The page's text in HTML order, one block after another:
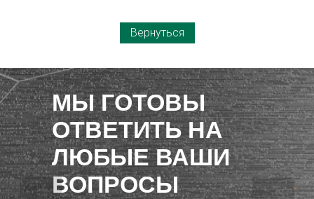
Вернуться
МЫ ГОТОВЫ
ОТВЕТИТЬ НА
ЛЮБЫЕ ВАШИ
ВОПРОСЫ